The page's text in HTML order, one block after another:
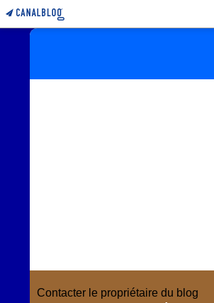
Contacter le propriétaire du blog